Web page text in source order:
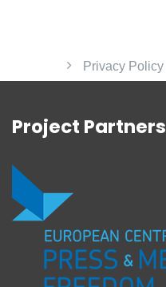
Privacy Policy
Project Partners